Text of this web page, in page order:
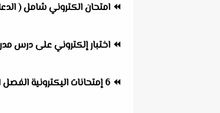
⏪ امتحان الكتروني شامل (
⏪ اختبار إلكتروني على درس
⏪ 6 إمتحانات اليكترونية الفصل الاول ( الدعامة و الحركة ) حسن محرم / د احمد السيد